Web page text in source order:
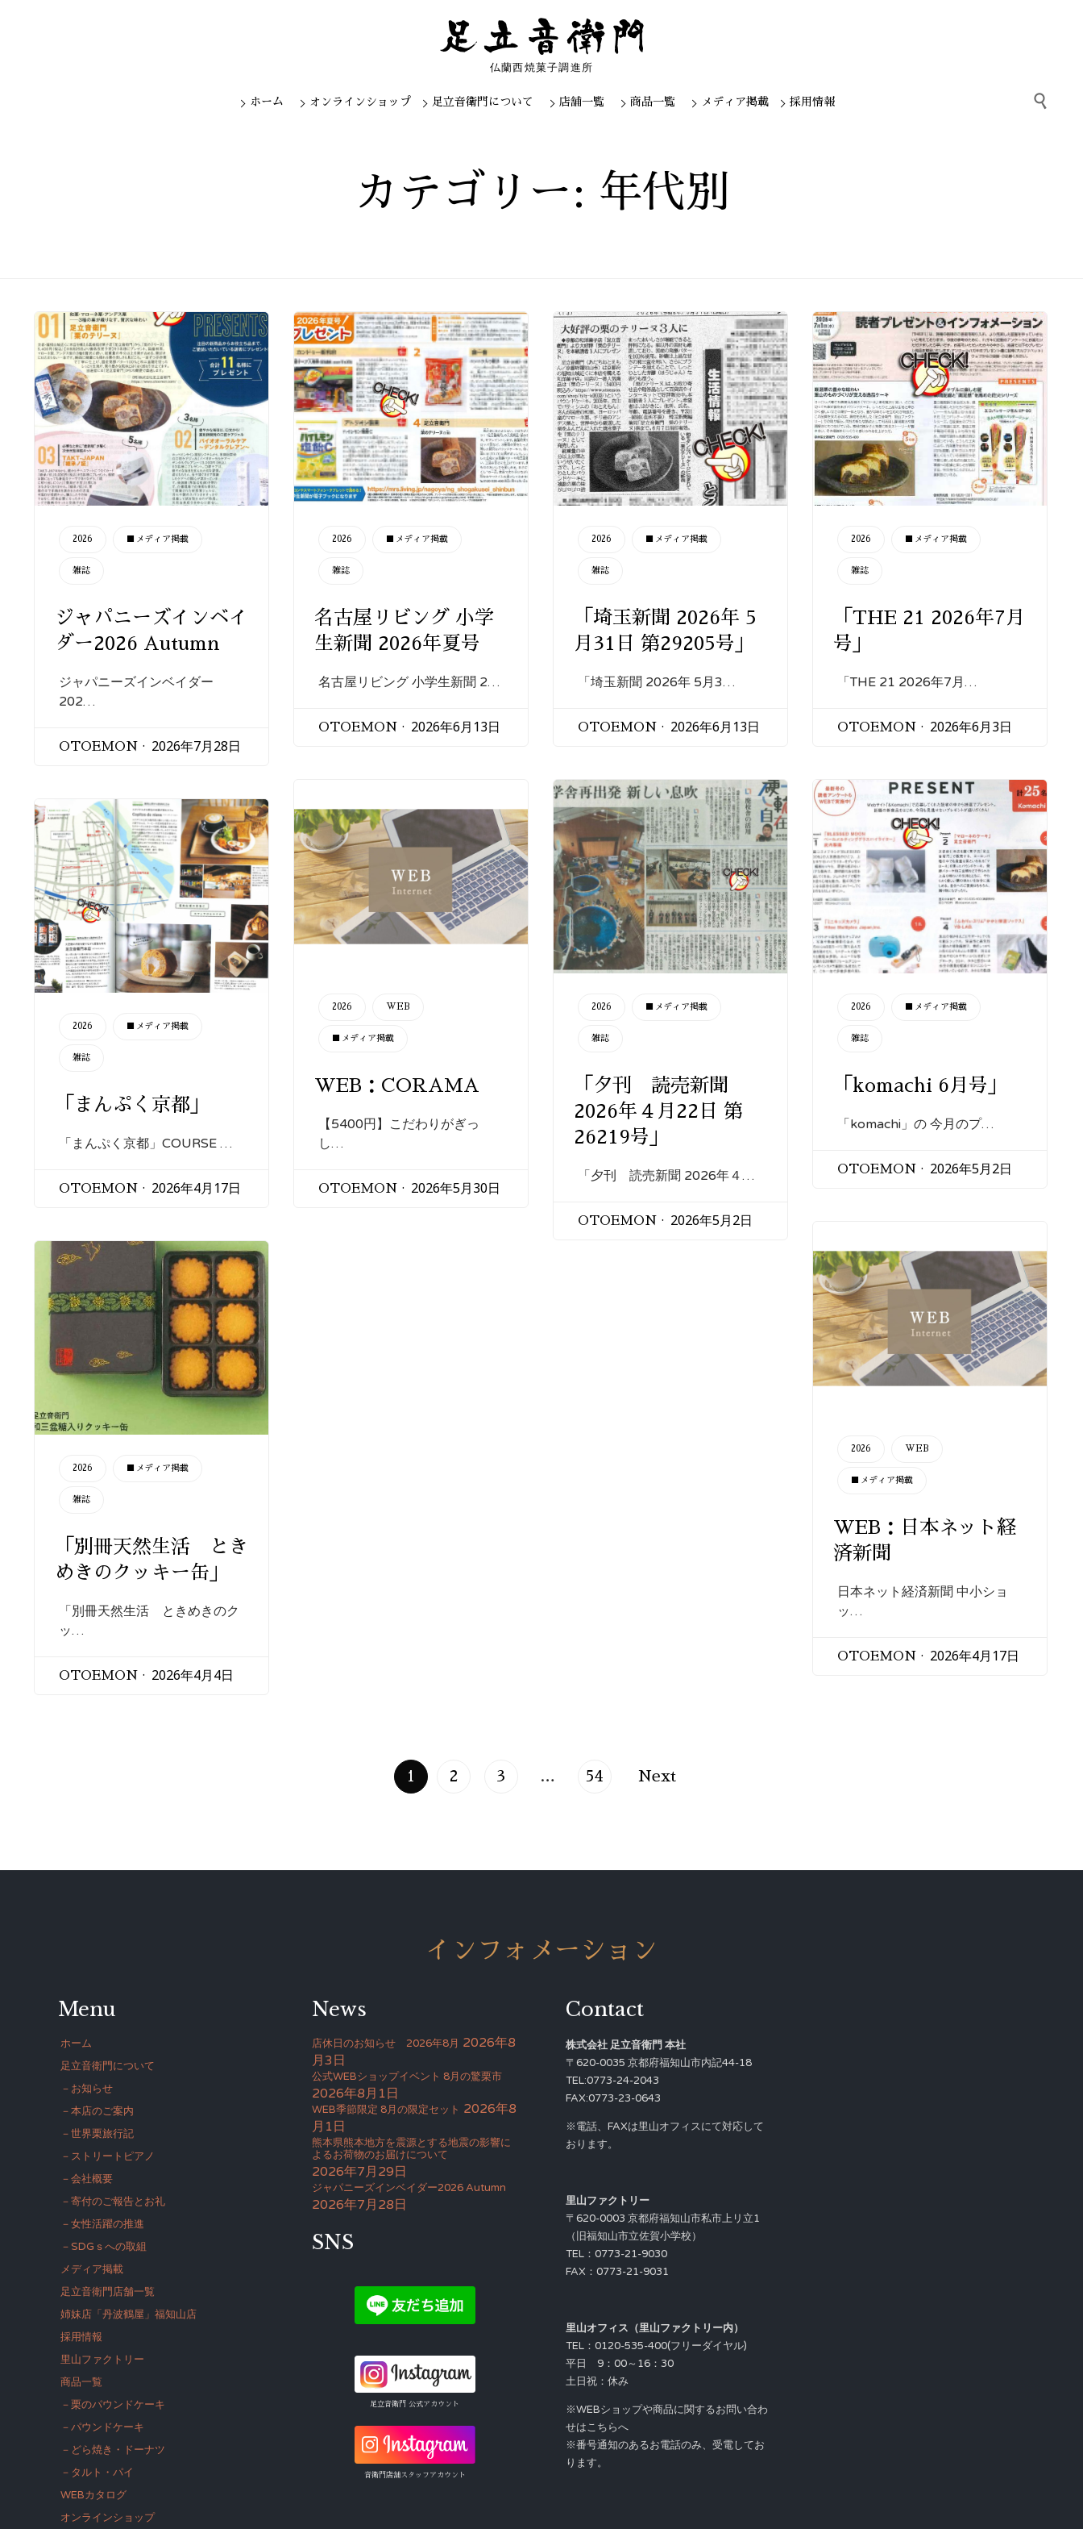
仏蘭西焼菓子調進所
Skip
ホーム オンラインショップ 足立音衛門について 店舗一覧 商品一覧 メディア掲載 採用情報 
カテゴリー: 年代別
CATEGORY
2026 ■メディア掲載
雑誌
ジャパニーズインベイ
ダー2026 Autumn
ジャパニーズインベイダー
202…
OTOEMON 2026年7月28日
CATEGORY
2026 ■メディア掲載
雑誌
名古屋リビング 小学
生新聞 2026年夏号
名古屋リビング 小学生新聞 2…
OTOEMON 2026年6月13日
CATEGORY
2026 ■メディア掲載
雑誌
「埼玉新聞 2026年 5
月31日 第29205号」
「埼玉新聞 2026年 5月3…
OTOEMON 2026年6月13日
CATEGORY
2026 ■メディア掲載
雑誌
「THE 21 2026年7月
号」
「THE 21 2026年7月…
OTOEMON 2026年6月3日
CATEGORY
2026 WEB
■メディア掲載
WEB：CORAMA
【5400円】こだわりがぎっ
し…
OTOEMON 2026年5月30日
CATEGORY
2026 ■メディア掲載
雑誌
「夕刊 読売新聞
2026年４月22日 第
26219号」
「夕刊 読売新聞 2026年４…
OTOEMON 2026年5月2日
CATEGORY
2026 ■メディア掲載
雑誌
「komachi 6月号」
「komachi」の 今月のプ…
OTOEMON 2026年5月2日
CATEGORY
2026 ■メディア掲載
雑誌
「まんぷく京都」
「まんぷく京都」COURSE …
OTOEMON 2026年4月17日
CATEGORY
2026 WEB
■メディア掲載
WEB：日本ネット経
済新聞
日本ネット経済新聞 中小ショ
ッ…
OTOEMON 2026年4月17日
CATEGORY
2026 ■メディア掲載
雑誌
「別冊天然生活 とき
めきのクッキー缶」
「別冊天然生活 ときめきのク
ッ…
OTOEMON 2026年4月4日
1 2 3 … 54 Next
インフォメーション
Menu
ホーム
足立音衛門について
－お知らせ
－本店のご案内
－世界栗旅行記
－ストリートピアノ
－会社概要
－寄付のご報告とお礼
－女性活躍の推進
－SDGｓへの取組
メディア掲載
足立音衛門店舗一覧
姉妹店「丹波鶴屋」福知山店
採用情報
里山ファクトリー
商品一覧
－栗のパウンドケーキ
－パウンドケーキ
－どら焼き・ドーナツ
－タルト・パイ
WEBカタログ
オンラインショップ
News
店休日のお知らせ 2026年8月 2026年8
月3日
公式WEBショップイベント 8月の驚栗市
2026年8月1日
WEB季節限定 8月の限定セット 2026年8
月1日
熊本県熊本地方を震源とする地震の影響に
よるお荷物のお届けについて
2026年7月29日
ジャパニーズインベイダー2026 Autumn
2026年7月28日
SNS
足立音衛門 公式アカウント
音衛門店舗スタッフアカウント
Contact
株式会社 足立音衛門 本社
〒620-0035 京都府福知山市内記44-18
TEL:0773-24-2043
FAX:0773-23-0643
※電話、FAXは里山オフィスにて対応して
おります。
里山ファクトリー
〒620-0003 京都府福知山市私市上リ立1
（旧福知山市立佐賀小学校）
TEL：0773-21-9030
FAX：0773-21-9031
里山オフィス（里山ファクトリー内）
TEL：0120-535-400(フリーダイヤル)
平日 9：00～16：30
土日祝：休み
※WEBショップや商品に関するお問い合わ
せはこちらへ
※番号通知のあるお電話のみ、受電してお
ります。